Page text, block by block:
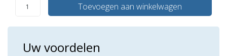
Toevoegen aan winkelwagen
Uw voordelen